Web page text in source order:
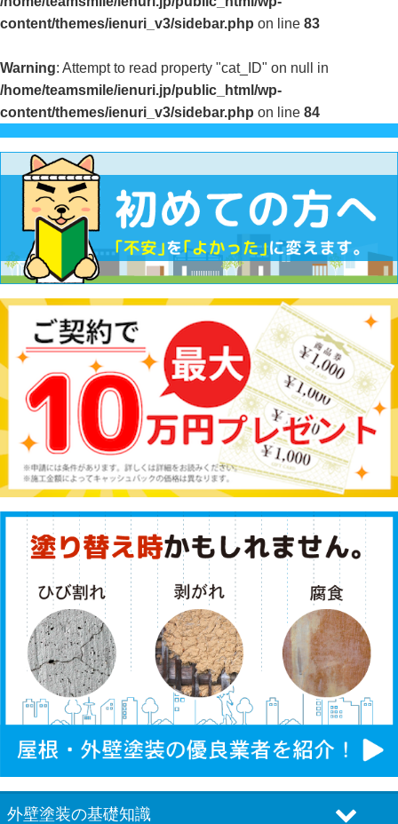
content/themes/ienuri_v3/sidebar.php on line 83
Warning: Attempt to read property "cat_ID" on null in
/home/teamsmile/ienuri.jp/public_html/wp-
content/themes/ienuri_v3/sidebar.php on line 84
外壁塗装の基礎知識